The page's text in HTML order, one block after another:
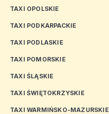
TAXI OPOLSKIE
TAXI PODKARPACKIE
TAXI PODLASKIE
TAXI POMORSKIE
TAXI ŚLĄSKIE
TAXI ŚWIĘTOKRZYSKIE
TAXI WARMIŃSKO-MAZURSKIE